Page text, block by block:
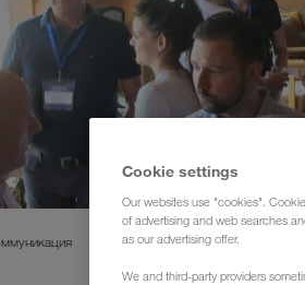
Cookie settings
Our websites use "cookies".
of advertising and web searches
as our advertising offer.
We and third-party providers